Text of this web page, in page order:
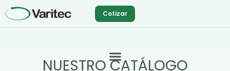
al
Cotizar
NUESTRO CATÁLOGO